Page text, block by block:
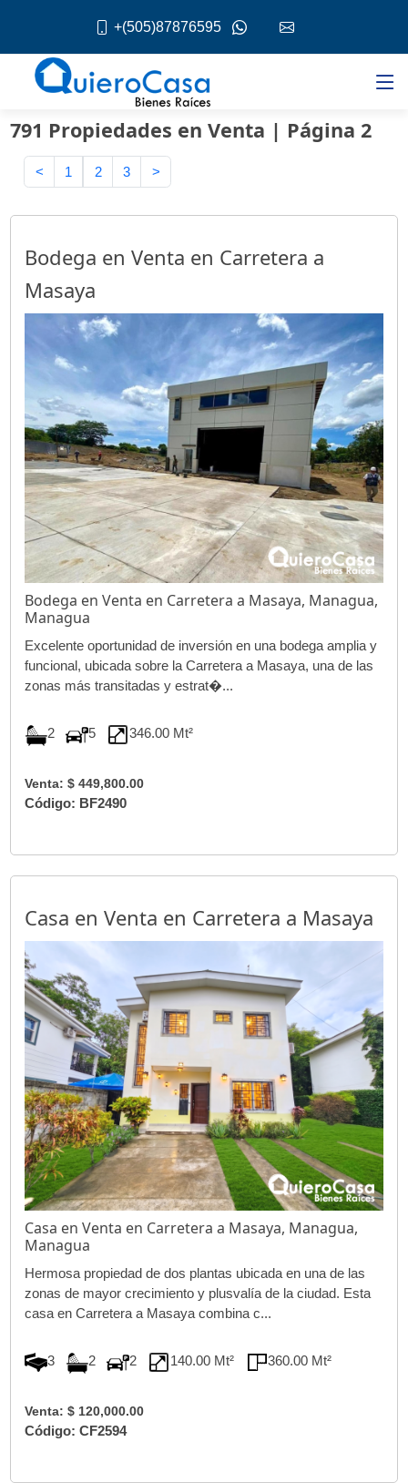
+(505)87876595
791 Propiedades en Venta | Página 2
< 1 2 3 >
Bodega en Venta en Carretera a
Masaya
Bodega en Venta en Carretera a Masaya, Managua,
Managua
Excelente oportunidad de inversión en una bodega amplia y
funcional, ubicada sobre la Carretera a Masaya, una de las
zonas más transitadas y estrat�...
2 5 346.00 Mt²
Venta: $ 449,800.00
Código: BF2490
Casa en Venta en Carretera a Masaya
Casa en Venta en Carretera a Masaya, Managua,
Managua
Hermosa propiedad de dos plantas ubicada en una de las
zonas de mayor crecimiento y plusvalía de la ciudad. Esta
casa en Carretera a Masaya combina c...
3 2 2 140.00 Mt² 360.00 Mt²
Venta: $ 120,000.00
Código: CF2594